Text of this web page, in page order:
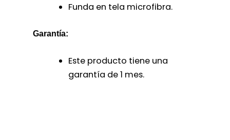
Funda en tela microfibra.
Garantía:
Este producto tiene una
garantía de 1 mes.